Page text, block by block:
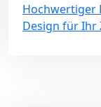
Hochwertiger
Design für Ihr